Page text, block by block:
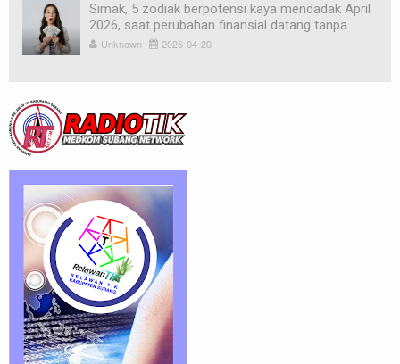
Simak, 5 zodiak berpotensi kaya mendadak April
2026, saat perubahan finansial datang tanpa
diduga
Unknown 2026-04-20